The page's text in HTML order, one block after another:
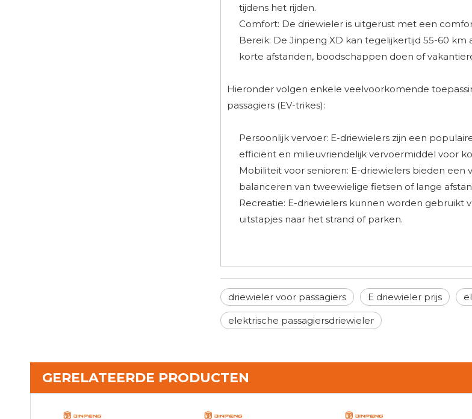
tijdens het rijden.
Comfort: De driewieler is uitgerust met een
Bereik: De Jinpeng XD kan tegelijkertijd 55-60
korte afstanden, boodschappen doen of
Hieronder volgen enkele veelvoorkomende
passagiers (EV-trikes):
Persoonlijk vervoer: E-driewielers zijn een
efficiënt en milieuvriendelijk vervoermiddel voor
Mobiliteit voor senioren: E-driewielers bieden
balanceren van tweewielige fietsen of lange
Recreatie: E-driewielers kunnen worden gebruikt
uitstapjes naar het strand of parken.
driewieler voor passagiers E driewieler prijs
elektrische passagiersdriewieler
GERELATEERDE PRODUCTEN